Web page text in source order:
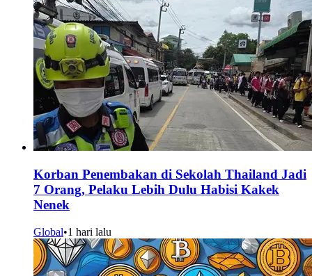
Korban Penembakan di Sekolah Thailand Jadi
7 Orang, Pelaku Lebih Dulu Habisi Kakek
Nenek
Global•1 hari lalu